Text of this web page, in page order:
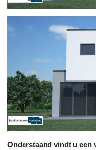
Onderstaand vindt u een